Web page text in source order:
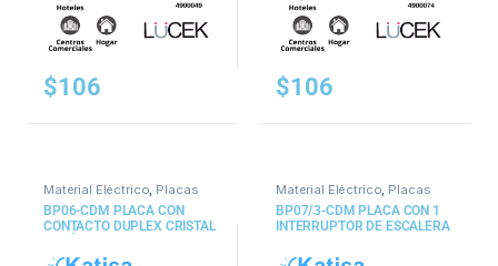
$106 $106
Material Eléctrico, Placas
BP06-CDM PLACA CON
CONTACTO DUPLEX CRISTAL
Material Eléctrico, Placas
BP07/3-CDM PLACA CON 1
INTERRUPTOR DE ESCALERA
MÓDULOS CRISTAL CAFÉ